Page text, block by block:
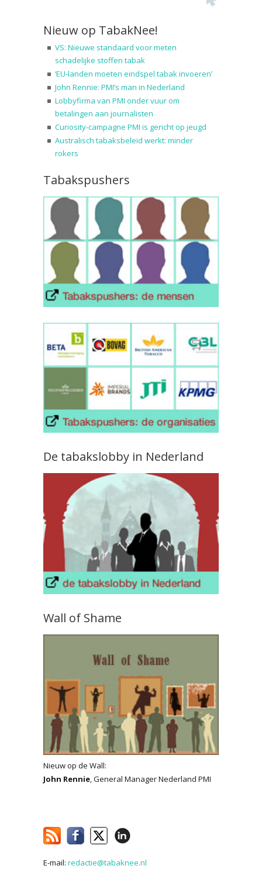
Nieuw op TabakNee!
VS: Nieuwe standaard voor meten
schadelijke stoffen tabak
‘EU-landen moeten eindspel tabak invoeren’
John Rennie: PMI’s man in Nederland
Lobbyfirma van PMI onder vuur om
betalingen aan journalisten
Curiosity-campagne PMI is gericht op jeugd
Australisch tabaksbeleid werkt: minder
rokers
Tabakspushers
De tabakslobby in Nederland
Wall of Shame
Nieuw op de Wall:
John Rennie, General Manager Nederland PMI
E-mail: redactie@tabaknee.nl